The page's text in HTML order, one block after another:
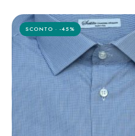
SCONTO · -45%